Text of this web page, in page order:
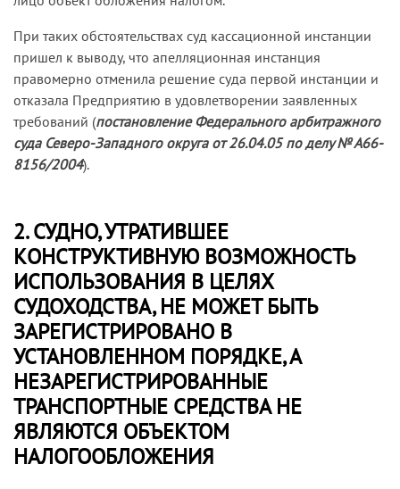
При таких обстоятельствах суд кассационной инстанции
пришел к выводу, что апелляционная инстанция
правомерно отменила решение суда первой инстанции и
отказала Предприятию в удовлетворении заявленных
требований (постановление Федерального арбитражного
суда Северо-Западного округа от 26.04.05 по делу № А66-
8156/2004).
2. СУДНО, УТРАТИВШЕЕ
КОНСТРУКТИВНУЮ ВОЗМОЖНОСТЬ
ИСПОЛЬЗОВАНИЯ В ЦЕЛЯХ
СУДОХОДСТВА, НЕ МОЖЕТ БЫТЬ
ЗАРЕГИСТРИРОВАНО В
УСТАНОВЛЕННОМ ПОРЯДКЕ, А
НЕЗАРЕГИСТРИРОВАННЫЕ
ТРАНСПОРТНЫЕ СРЕДСТВА НЕ
ЯВЛЯЮТСЯ ОБЪЕКТОМ
НАЛОГООБЛОЖЕНИЯ